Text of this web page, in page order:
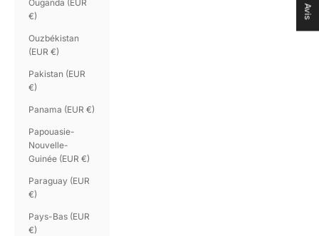
Ouganda (EUR
€)
Ouzbékistan
(EUR €)
Pakistan (EUR
€)
Panama (EUR €)
Papouasie-
Nouvelle-
Guinée (EUR €)
Paraguay (EUR
€)
Pays-Bas (EUR
€)
Avis